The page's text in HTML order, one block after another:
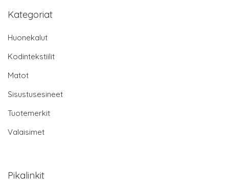
Kategoriat
Huonekalut
Kodintekstiilit
Matot
Sisustusesineet
Tuotemerkit
Valaisimet
Pikalinkit